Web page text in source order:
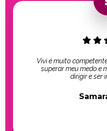
Vivi é muito
superar meu medo e
dirigir e ser